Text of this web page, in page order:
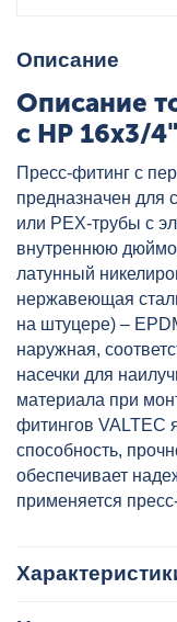
Описание
Описание
с НР 16x3/4"
Пресс-фитинг с
предназначен для
или РЕХ-трубы с
внутреннюю
латунный
нержавеющая
на штуцере) –
наружная,
насечки для
материала при
фитингов VALTEC
способность,
обеспечивает
применяется